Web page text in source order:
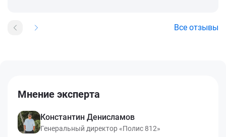
Все отзывы
Мнение эксперта
Константин Денисламов
Генеральный директор «Полис 812»